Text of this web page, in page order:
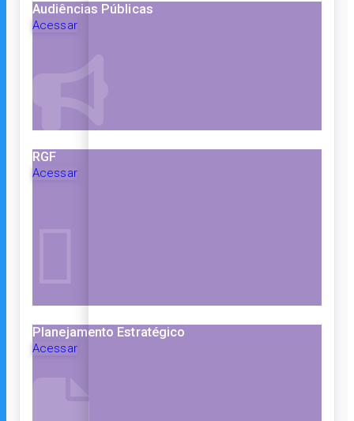
Audiências Públicas
Acessar
RGF
Acessar
Planejamento Estratégico
Acessar